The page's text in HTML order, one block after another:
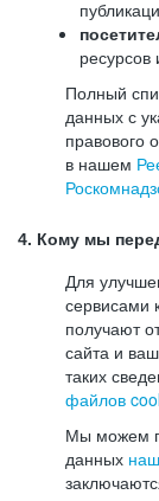
ресурсов
Полный
данных с
правового
в нашем
4. Кому мы
Для
сервисами
получают
сайта и
таких
файлов
Мы можем
данных